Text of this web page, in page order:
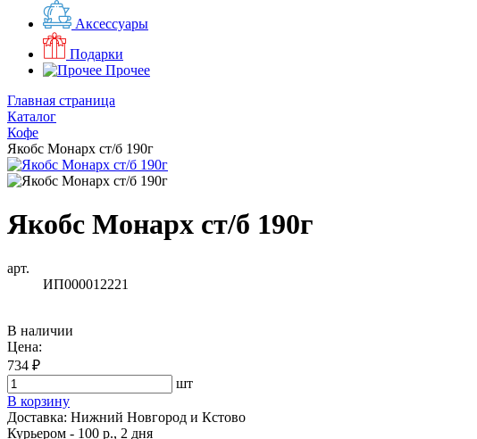
Аксессуары
Подарки
Прочее
Главная страница
Каталог
Кофе
Якобс Монарх ст/б 190г
Якобс Монарх ст/б 190г
арт.
ИП000012221
В наличии
Цена:
734 ₽
шт
В корзину
Доставка: Нижний Новгород и Кстово
Курьером - 100 р., 2 дня